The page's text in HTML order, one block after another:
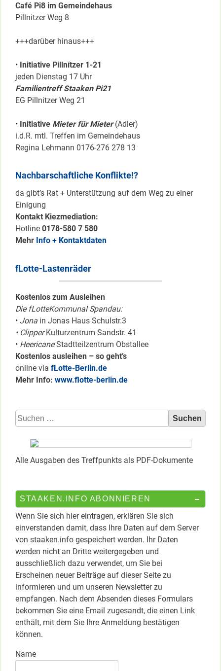
Café Pi8 im Gemeindehaus
Pillnitzer Weg 8
+++darüber hinaus+++
• Initiative Pillnítzer 1-21
jeden Dienstag 17 Uhr
Familientreff Staaken Pi21
EG Pillnitzer Weg 21
• Initiative Mieter für Mieter(Adler)
i.d.R. mtl. Treffen im Gemeindehaus
Regina Lehmann 0176-276 278 13
Nachbarschaftliche Konflikte!?
da gibt’s Rat + Unterstützung auf dem Weg zu einer
Einigung
Kontakt Kiezmediation:
Hotline 0178-580 7 580
Mehr Info + Kontaktdaten
fLotte-Lastenräder
Kostenlos zum Ausleihen
Die fLotteKommunal Spandau:
• Jona in Jonas Haus Schulstr.3
• ClipperKulturzentrum Sandstr. 41
• HeericaneStadtteilzentrum Obstallee
Kostenlos ausleihen – so geht’s
online via fLotte-Berlin.de
Mehr Info: www.flotte-berlin.de
Suchen
nach:
Alle Ausgaben des Treffpunkts als PDF-Dokumente
STAAKEN.INFO ABONNIEREN
Wenn Sie sich hier eintragen, erklären Sie sich
einverstanden damit, dass Ihre Daten auf dem Server
von staaken.info gespeichert werden. Ihr Daten
werden nicht an Dritte weitergegeben und
ausschließlich dazu verwendet, um Sie bei
Erscheinen neuer Beiträge auf dieser Seite zu
informieren und um unseren Newsletter zu
empfangen. Nach dem Absenden dieses Formulars
bekommen Sie eine Email zugesandt, die einen Link
enthält, mit dem Sie Ihre Anmeldung bestätigen
können.
Name